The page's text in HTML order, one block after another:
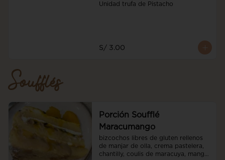
Unidad trufa de Pistacho
S/ 3.00
Soufflés
Porción Soufflé
Maracumango
bizcochos libres de gluten rellenos
de manjar de olla, crema pastelera,
chantilly, coulis de maracuya, mango